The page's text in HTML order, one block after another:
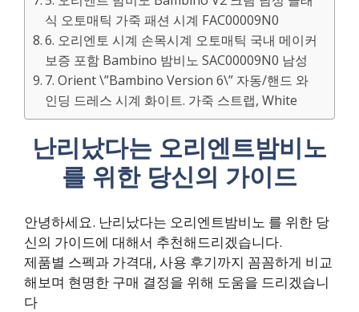
식 오토매틱 가죽 패션 시계 FAC00009N0
6. 오리엔토 시계 손목시계 오토매틱 국내 메이커
보증 포함 Bambino 밤비노 SAC00009N0 남성
7. Orient \”Bambino Version 6\” 자동/핸드 와
인딩 드레스 시계 화이트. 가죽 스트랩, White
난리났다는 오리엔트밤비노
를 위한 당신의 가이드
안녕하세요. 난리났다는 오리엔트밤비노 를 위한 당
신의 가이드에 대해서 추천해드리겠습니다.
제품별 스펙과 가격대, 사용 후기까지 꼼꼼하게 비교
해보며 현명한 구매 결정을 위해 도움을 드리겠습니
다